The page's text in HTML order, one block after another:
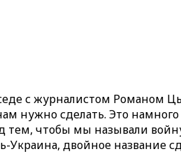
с журналистом
нужно сделать. Это
чтобы мы называли
двойное название